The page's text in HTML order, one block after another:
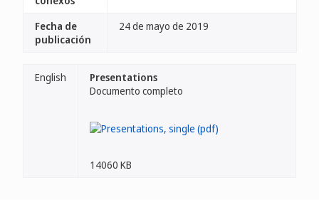
Fecha de
publicación
24 de mayo de 2019
English
Presentations
Documento completo
14060 KB